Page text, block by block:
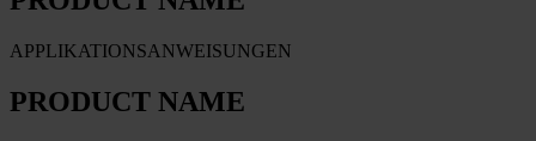
APPLIKATIONSANWEISUNGEN
PRODUCT NAME